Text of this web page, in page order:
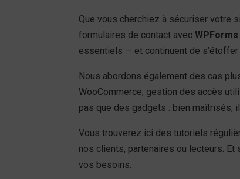
Que vous cherchiez à sécuriser votre
formulaires de contact avecWPForms
essentiels — et continuent de
Nous abordons également des cas
WooCommerce, gestion des accès
pas que des gadgets : bien maîtrisés,
Vous trouverez ici des tutoriels
nos clients, partenaires ou lecteurs. Et
vos besoins.